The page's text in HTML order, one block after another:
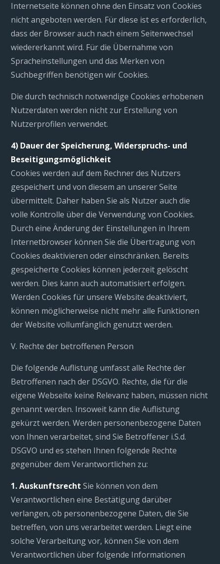
Internetseite können ohne den Einsatz von Cookies
nicht angeboten werden. Für diese ist es erforderlich,
dass der Browser auch nach einem Seitenwechsel
wiedererkannt wird. Für die Übernahme von
Spracheinstellungen und das Merken von
Suchbegriffen benötigen wir Cookies.
Die durch technisch notwendige Cookies erhobenen
Nutzerdaten werden nicht zur Erstellung von
Nutzerprofilen verwendet.
4) Dauer der Speicherung, Widerspruchs- und
Beseitigungsmöglichkeit
Cookies werden auf dem Rechner des Nutzers
gespeichert und von diesem an unserer Seite
übermittelt. Daher haben Sie als Nutzer auch die
volle Kontrolle über die Verwendung von Cookies.
Durch eine Änderung der Einstellungen in Ihrem
Internetbrowser können Sie die Übertragung von
Cookies deaktivieren oder einschränken. Bereits
gespeicherte Cookies können jederzeit gelöscht
werden. Dies kann auch automatisiert erfolgen.
Werden Cookies für unsere Website deaktiviert,
können möglicherweise nicht mehr alle Funktionen
der Website vollumfänglich genutzt werden.
V. Rechte der betroffenen Person
Die folgende Auflistung umfasst alle Rechte der
Betroffenen nach der DSGVO. Rechte, die für die
eigene Webseite keine Relevanz haben, müssen nicht
genannt werden. Insoweit kann die Auflistung
gekürzt werden. Werden personenbezogene Daten
von Ihnen verarbeitet, sind Sie Betroffener i.S.d.
DSGVO und es stehen Ihnen folgende Rechte
gegenüber dem Verantwortlichen zu:
1. Auskunftsrecht Sie können von dem
Verantwortlichen eine Bestätigung darüber
verlangen, ob personenbezogene Daten, die Sie
betreffen, von uns verarbeitet werden. Liegt eine
solche Verarbeitung vor, können Sie von dem
Verantwortlichen über folgende Informationen